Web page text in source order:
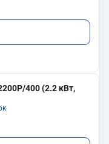
400 (2.2 кВт,